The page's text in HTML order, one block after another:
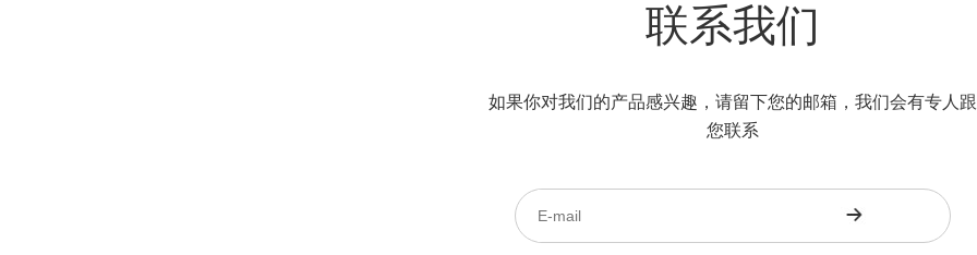
联系我们
如果你对我们的产品感兴趣，请留下您的邮箱，我们会有专人跟
您联系